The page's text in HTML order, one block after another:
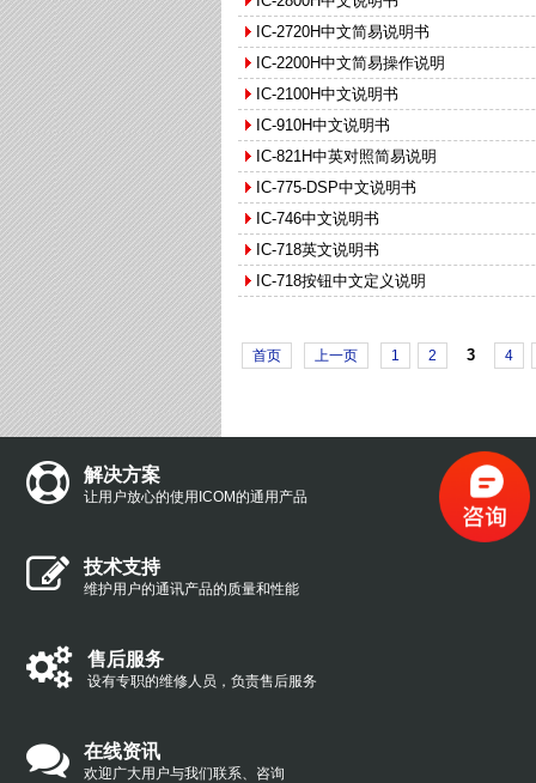
IC-2720H中文简易说明书
IC-2200H中文简易操作说明
IC-2100H中文说明书
IC-910H中文说明书
IC-821H中英对照简易说明
IC-775-DSP中文说明书
IC-746中文说明书
IC-718英文说明书
IC-718按钮中文定义说明
首页 上一页 1 2 3 4
解决方案
让用户放心的使用ICOM的通用产品
技术支持
维护用户的通讯产品的质量和性能
售后服务
设有专职的维修人员，负责售后服务
在线资讯
欢迎广大用户与我们联系、咨询